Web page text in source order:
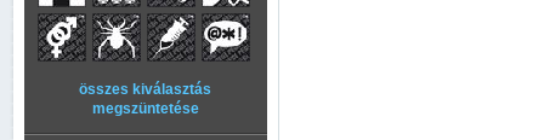
összes kiválasztás
megszüntetése